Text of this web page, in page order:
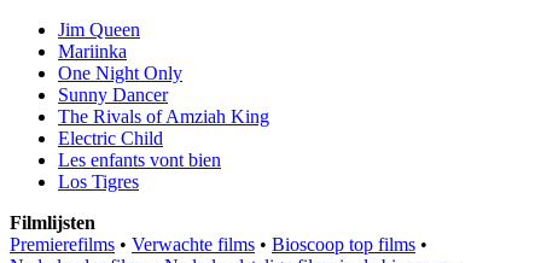
Jim Queen
Mariinka
One Night Only
Sunny Dancer
The Rivals of Amziah King
Electric Child
Les enfants vont bien
Los Tigres
Filmlijsten
Premierefilms • Verwachte films • Bioscoop top films •